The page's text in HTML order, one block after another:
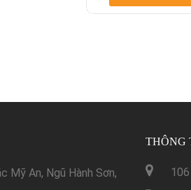
Mỹ An, Ngũ Hành Sơn,
THÔNG